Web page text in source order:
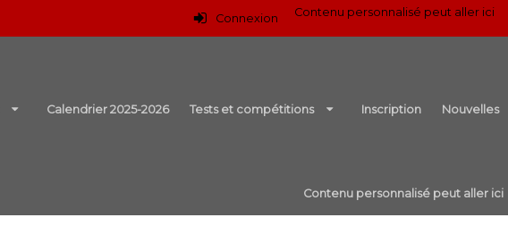
Connexion Contenu personnalisé peut aller ici
Calendrier 2025-2026 Tests et compétitions Inscription Nouvelles
Contenu personnalisé peut aller ici